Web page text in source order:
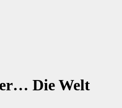
Die Welt